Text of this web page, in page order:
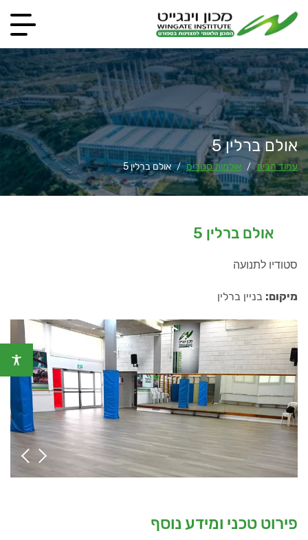
אולם ברלין 5
עמוד הבית / אולמות סגורים / אולם ברלין 5
אולם ברלין 5
סטודיו לתנועה
מיקום: בניין ברלין
פירוט טכני ומידע נוסף